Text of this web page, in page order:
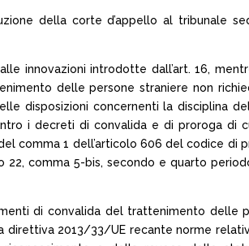
della corte d’appello al tribunale
innovazioni introdotte dall’art. 16,
delle persone straniere non
disposizioni concernenti la disciplina
i decreti di convalida e di proroga di
comma 1 dell’articolo 606 del codice di
22, comma 5-bis, secondo e quarto
di convalida del trattenimento delle
direttiva 2013/33/UE recante norme